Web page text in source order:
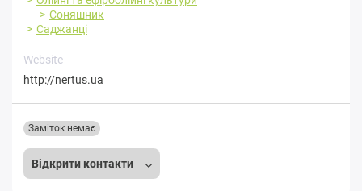
Соняшник
Саджанці
Website
http://nertus.ua
Відкрити контакти
Заміток немає